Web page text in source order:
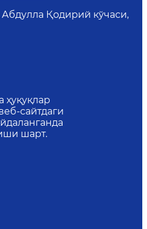
Абдулла Қодирий кўчаси,
ҳуқуқлар
сайтдаги
шарт.